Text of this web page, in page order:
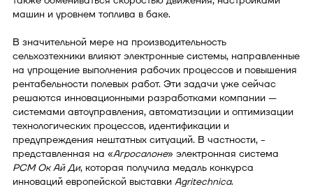
машин и уровнем топлива в баке.
В значительной мере на производительность
сельхозтехники влияют электронные системы, направленные
на упрощение выполнения рабочих процессов и повышения
рентабельности полевых работ. Эти задачи уже сейчас
решаются инновационными разработками компании —
системами автоуправления, автоматизации и оптимизации
технологических процессов, идентификации и
предупреждения нештатных ситуаций. В частности, -
представленная на «Агросалоне» электронная система
РСМ Ок Ай Ди, которая получила медаль конкурса
инноваций европейской выставки Agritechnica.